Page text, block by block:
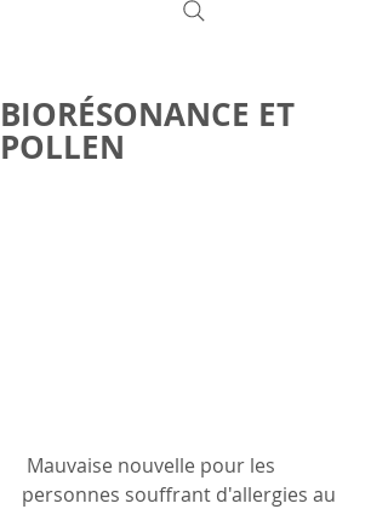
BIORÉSONANCE ET
POLLEN
personnes souffrant d'allergies au